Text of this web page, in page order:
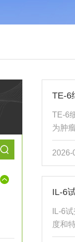
TE-6
TE-6
为肿
状细
的部
机制
前景
关基
食管
2026-
IL-6
IL-6
度和
研研